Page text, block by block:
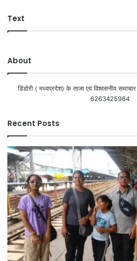
Text
About
डिंडोरी ( मध्यप्रदेश) के ताजा एवं विश्वसनीय
6263425984
Recent Posts